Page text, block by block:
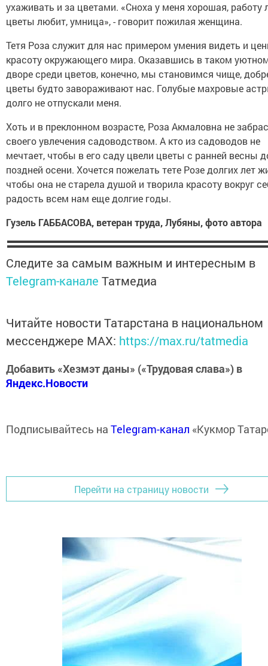
ухаживать и за цветами. «Сноха у меня хорошая, работу
цветы любит, умница», - говорит пожилая женщина.
Тетя Роза служит для нас примером умения видеть и
красоту окружающего мира. Оказавшись в таком
дворе среди цветов, конечно, мы становимся чище,
цветы будто завораживают нас. Голубые махровые
долго не отпускали меня.
Хоть и в преклонном возрасте, Роза Акмаловна не
своего увлечения садоводством. А кто из садоводов не
мечтает, чтобы в его саду цвели цветы с ранней весны
поздней осени. Хочется пожелать тете Розе долгих лет
чтобы она не старела душой и творила красоту вокруг
радость всем нам еще долгие годы.
Гузель ГАББАСОВА, ветеран труда, Лубяны, фото автора
Следите за самым важным и интересным в
Telegram-канале Татмедиа
Читайте новости Татарстана в национальном
мессенджере MАХ: https://max.ru/tatmedia
Добавить «Хезмэт даны» («Трудовая слава») в
Яндекс.Новости
Подписывайтесь на Telegram-канал «Кукмор
Перейти на страницу новости